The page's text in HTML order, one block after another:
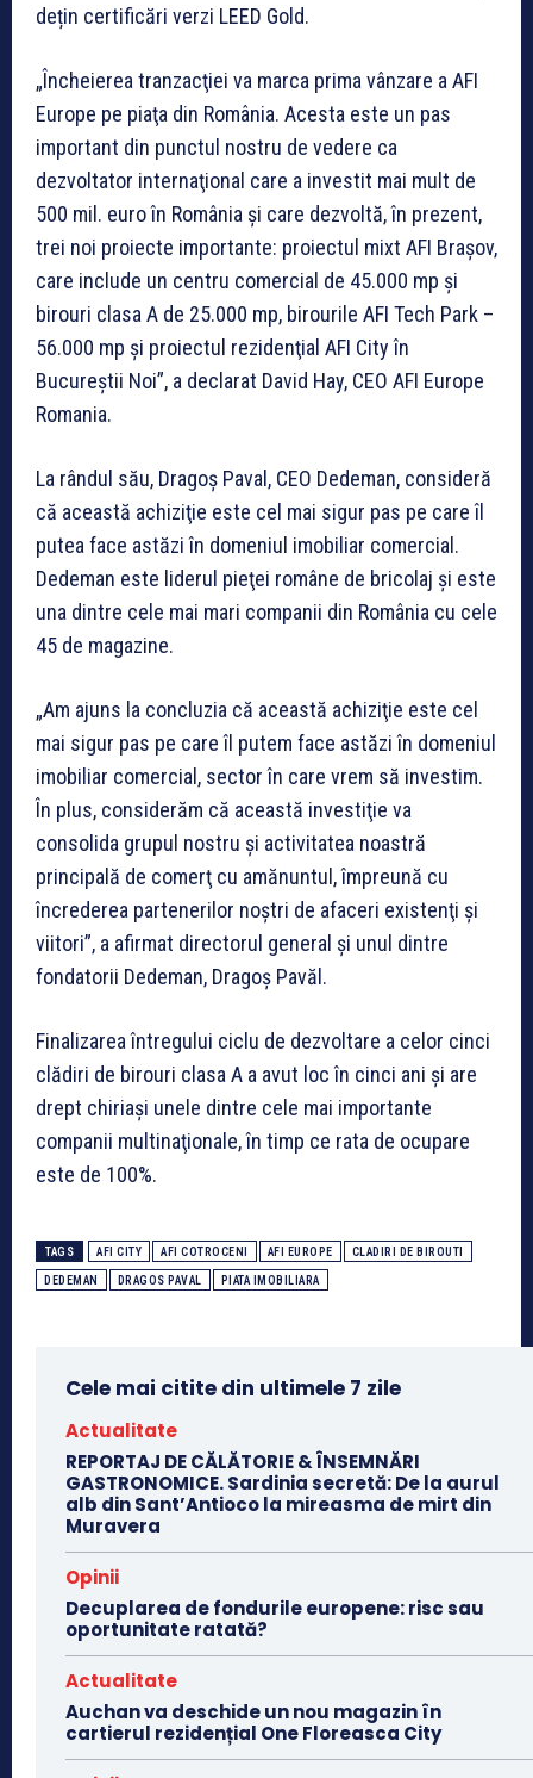
dețin certificări verzi LEED Gold.
„Încheierea tranzacţiei va marca prima vânzare a AFI
Europe pe piaţa din România. Acesta este un pas
important din punctul nostru de vedere ca
dezvoltator internaţional care a investit mai mult de
500 mil. euro în România şi care dezvoltă, în prezent,
trei noi proiecte importante: proiectul mixt AFI Braşov,
care include un centru comercial de 45.000 mp şi
birouri clasa A de 25.000 mp, birourile AFI Tech Park –
56.000 mp şi proiectul rezidenţial AFI City în
Bucureştii Noi”, a declarat David Hay, CEO AFI Europe
Romania.
La rândul său, Dragoş Paval, CEO Dedeman, consideră
că această achiziţie este cel mai sigur pas pe care îl
putea face astăzi în domeniul imobiliar comercial.
Dedeman este liderul pieţei române de bricolaj şi este
una dintre cele mai mari companii din România cu cele
45 de magazine.
„Am ajuns la concluzia că această achiziţie este cel
mai sigur pas pe care îl putem face astăzi în domeniul
imobiliar comercial, sector în care vrem să investim.
În plus, considerăm că această investiţie va
consolida grupul nostru şi activitatea noastră
principală de comerţ cu amănuntul, împreună cu
încrederea partenerilor noştri de afaceri existenţi şi
viitori”, a afirmat directorul general şi unul dintre
fondatorii Dedeman, Dragoş Pavăl.
Finalizarea întregului ciclu de dezvoltare a celor cinci
clădiri de birouri clasa A a avut loc în cinci ani şi are
drept chiriaşi unele dintre cele mai importante
companii multinaţionale, în timp ce rata de ocupare
este de 100%.
TAGS AFI CITY AFI COTROCENI AFI EUROPE CLADIRI DE BIROUTI
DEDEMAN DRAGOS PAVAL PIATA IMOBILIARA
Cele mai citite din ultimele 7 zile
Actualitate
REPORTAJ DE CĂLĂTORIE & ÎNSEMNĂRI
GASTRONOMICE. Sardinia secretă: De la aurul
alb din Sant’Antioco la mireasma de mirt din
Muravera
Opinii
Decuplarea de fondurile europene: risc sau
oportunitate ratată?
Actualitate
Auchan va deschide un nou magazin în
cartierul rezidențial One Floreasca City